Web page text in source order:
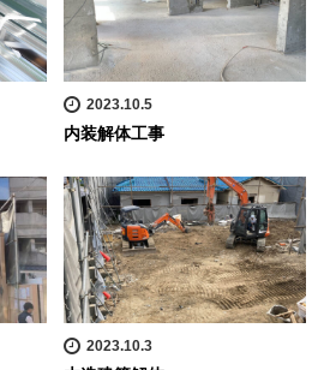
2023.10.5
内装解体工事
2023.10.3